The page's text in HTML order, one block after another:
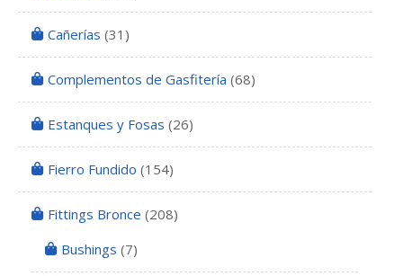
Cañerías (31)
Complementos de Gasfitería (68)
Estanques y Fosas (26)
Fierro Fundido (154)
Fittings Bronce (208)
Bushings (7)